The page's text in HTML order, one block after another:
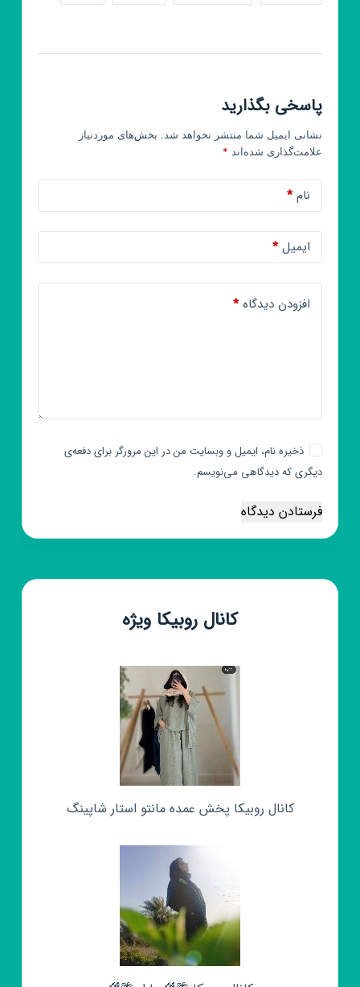
پاسخی بگذارید
نشانی ایمیل شما منتشر نخواهد شد. بخش‌های موردنیاز
علامت‌گذاری شده‌اند *
نام*
ایمیل*
افزودن دیدگاه*
ذخیره نام، ایمیل و وبسایت من در این مرورگر برای دفعه‌ی
دیگری که دیدگاهی می‌نویسم.
فرستادن دیدگاه
کانال روبیکا ویژه
کانال روبیکا پخش عمده مانتو استار شاپینگ